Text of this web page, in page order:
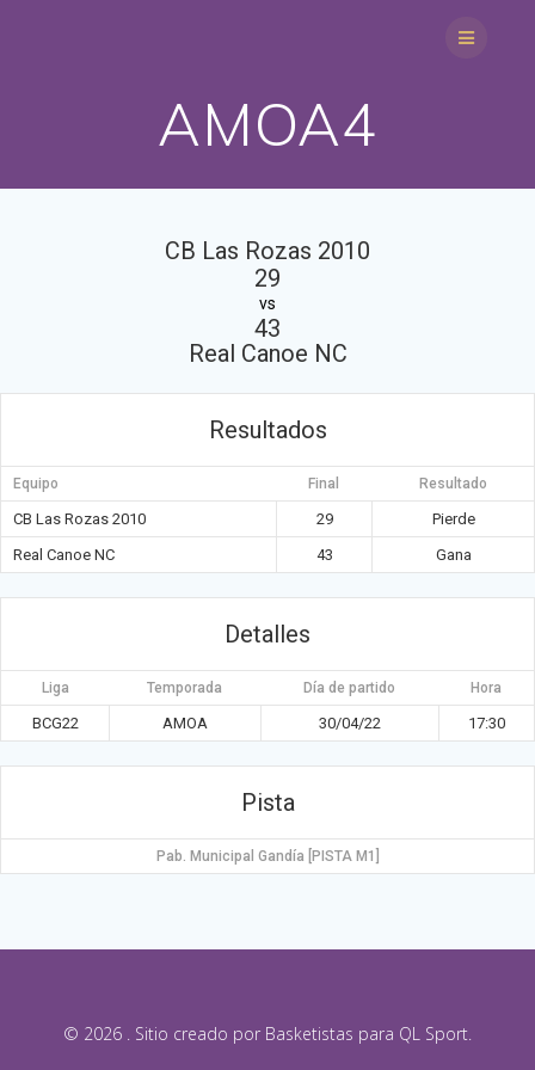
AMOA4
CB Las Rozas 2010
29
vs
43
Real Canoe NC
Resultados
Equipo Final Resultado
CB Las Rozas 2010 29
Pierde
Real Canoe NC
43 Gana
Detalles
Liga Temporada Día de partido Hora
BCG22 AMOA 30/04/22 17:30
Pista
Pab. Municipal Gandía [PISTA M1]
© 2026 . Sitio creado por Basketistas para QL Sport.